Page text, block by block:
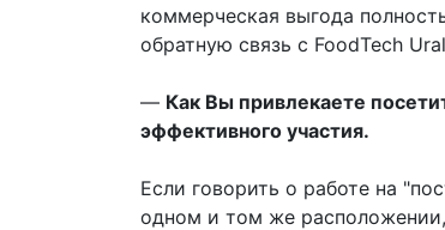
коммерческая выгода
обратную связь с FoodTech
— Как Вы привлекаете
эффективного участия.
Если говорить о работе на
одном и том же